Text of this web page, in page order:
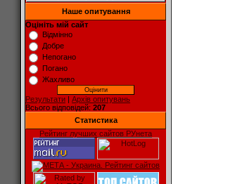
Наше опитування
Оцініть мій сайт
Відмінно
Добре
Непогано
Погано
Жахливо
Результати | Архів опитувань
Всього відповідей: 207
Статистика
Рейтинг лучших сайтов РУнета